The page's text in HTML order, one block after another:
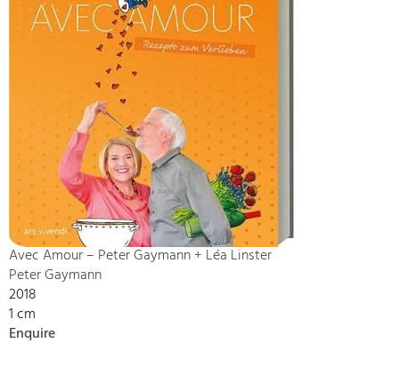
Avec Amour – Peter Gaymann + Léa Linster
Peter Gaymann
2018
1 cm
Enquire